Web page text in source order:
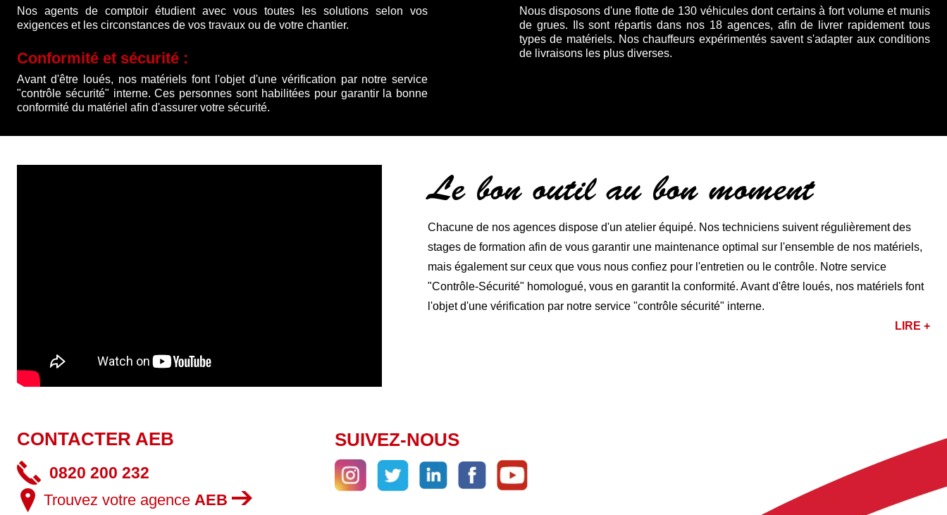
Nos agents de comptoir étudient avec vous toutes les solutions selon vos
exigences et les circonstances de vos travaux ou de votre chantier.
Conformité et sécurité :
Avant d'être loués, nos matériels font l'objet d'une vérification par notre service
"contrôle sécurité" interne. Ces personnes sont habilitées pour garantir la bonne
conformité du matériel afin d'assurer votre sécurité.
Nous disposons d'une flotte de 130 véhicules dont certains à fort volume et munis
de grues. Ils sont répartis dans nos 18 agences, afin de livrer rapidement tous
types de matériels. Nos chauffeurs expérimentés savent s'adapter aux conditions
de livraisons les plus diverses.
Le bon outil au bon moment
Chacune de nos agences dispose d'un atelier équipé. Nos techniciens suivent régulièrement des
stages de formation afin de vous garantir une maintenance optimal sur l'ensemble de nos matériels,
mais également sur ceux que vous nous confiez pour l'entretien ou le contrôle. Notre service
"Contrôle-Sécurité" homologué, vous en garantit la conformité. Avant d'être loués, nos matériels font
l'objet d'une vérification par notre service "contrôle sécurité" interne.
LIRE +
CONTACTER AEB
0820 200 232
Trouvez votre agence AEB
SUIVEZ-NOUS